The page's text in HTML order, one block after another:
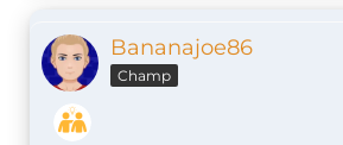
Bananajoe86
Champ